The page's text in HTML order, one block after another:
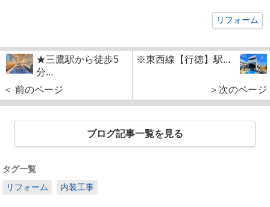
リフォーム
★三鷹駅から徒歩5
分...
＜ 前のページ
※東西線【行徳】駅...
＞次のページ
ブログ記事一覧を見る
タグ一覧
リフォーム
内装工事